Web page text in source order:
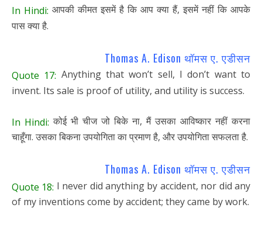
In Hindi: आपकी कीमत इसमें है कि आप क्या हैं, इसमें नहीं कि आपके
पास क्या है.
Thomas A. Edison थॉमस ए. एडीसन
Quote 17: Anything that won’t sell, I don’t want to
invent. Its sale is proof of utility, and utility is success.
In Hindi: कोई भी चीज जो बिके ना, मैं उसका आविष्कार नहीं करना
चाहूँगा. उसका बिकना उपयोगिता का प्रमाण है, और उपयोगिता सफलता है.
Thomas A. Edison थॉमस ए. एडीसन
Quote 18: I never did anything by accident, nor did any
of my inventions come by accident; they came by work.